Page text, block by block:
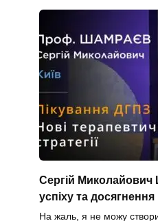
Сергій Миколайович
успіху та досягнення
На жаль, я не можу